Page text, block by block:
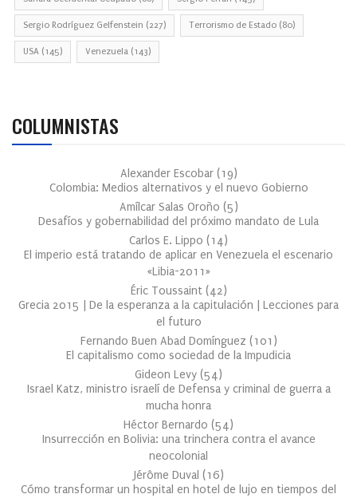
Sergio Rodríguez Gelfenstein (227) Terrorismo de Estado (80)
USA (145) Venezuela (143)
COLUMNISTAS
Alexander Escobar (19)
Colombia: Medios alternativos y el nuevo Gobierno
Amílcar Salas Oroño (5)
Desafíos y gobernabilidad del próximo mandato de Lula
Carlos E. Lippo (14)
El imperio está tratando de aplicar en Venezuela el escenario
«Libia-2011»
Éric Toussaint (42)
Grecia 2015 | De la esperanza a la capitulación | Lecciones para
el futuro
Fernando Buen Abad Domínguez (101 )
El capitalismo como sociedad de la Impudicia
Gideon Levy (54)
Israel Katz, ministro israelí de Defensa y criminal de guerra a
mucha honra
Héctor Bernardo (54)
Insurrección en Bolivia: una trinchera contra el avance
neocolonial
Jérôme Duval (16)
Cómo transformar un hospital en hotel de lujo en tiempos del